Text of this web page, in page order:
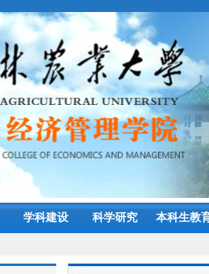
学科建设 科学研究 本科生教